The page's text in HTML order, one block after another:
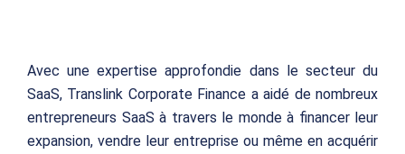
Avec une expertise approfondie dans le secteur du
SaaS, Translink Corporate Finance a aidé de nombreux
entrepreneurs SaaS à travers le monde à financer leur
expansion, vendre leur entreprise ou même en acquérir